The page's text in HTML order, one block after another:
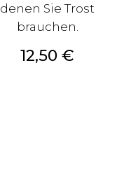
denen Sie Trost
brauchen.
Preis
12,50 €